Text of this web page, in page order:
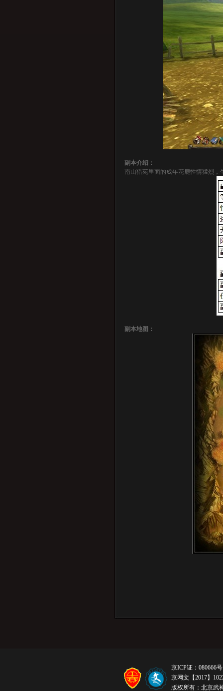
副本介绍：
南山猎苑里面的成年花鹿性情猛烈
副本地图：
京ICP证：080666
京网文【2017】
版权所有：北京武